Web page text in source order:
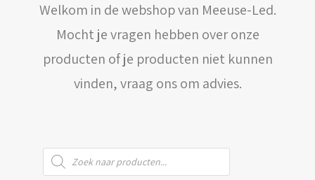
LOGIN / REGISTER
WINKELWAGEN
Welkom in de webshop van Meeuse-Led.
Mocht je vragen hebben over onze
producten of je producten niet kunnen
vinden, vraag ons om advies.
Producten